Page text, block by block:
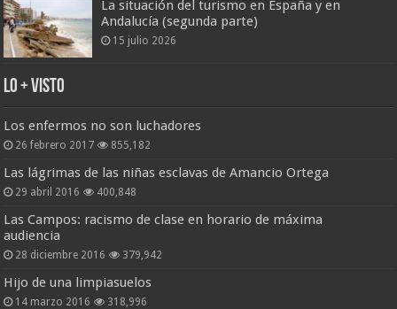
La situación del turismo en España y en
Andalucía (segunda parte)
15 julio 2026
Lo + Visto
Los enfermos no son luchadores
26 febrero 2017 855,182
Las lágrimas de las niñas esclavas de Amancio Ortega
29 abril 2016 400,848
Las Campos: racismo de clase en horario de máxima
audiencia
28 diciembre 2016 379,942
Hijo de una limpiasuelos
14 marzo 2016 318,996